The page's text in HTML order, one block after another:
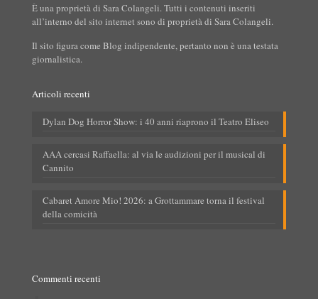
È una proprietà di Sara Colangeli. Tutti i contenuti inseriti
all’interno del sito internet sono di proprietà di Sara Colangeli.
Il sito figura come Blog indipendente, pertanto non è una testata
giornalistica.
Articoli recenti
Dylan Dog Horror Show: i 40 anni riaprono il Teatro Eliseo
AAA cercasi Raffaella: al via le audizioni per il musical di
Cannito
Cabaret Amore Mio! 2026: a Grottammare torna il festival
della comicità
Commenti recenti